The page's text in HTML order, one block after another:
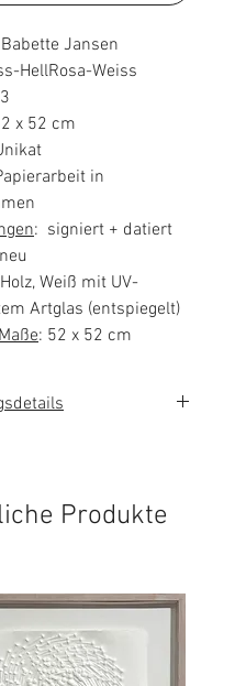
Jansen
HellRosa-Weiss
x 52 cm
in
: signiert + datiert
Weiß mit UV-
Artglas (entspiegelt)
: 52 x 52 cm
Produkte